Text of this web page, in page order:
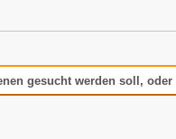
gesucht werden soll,